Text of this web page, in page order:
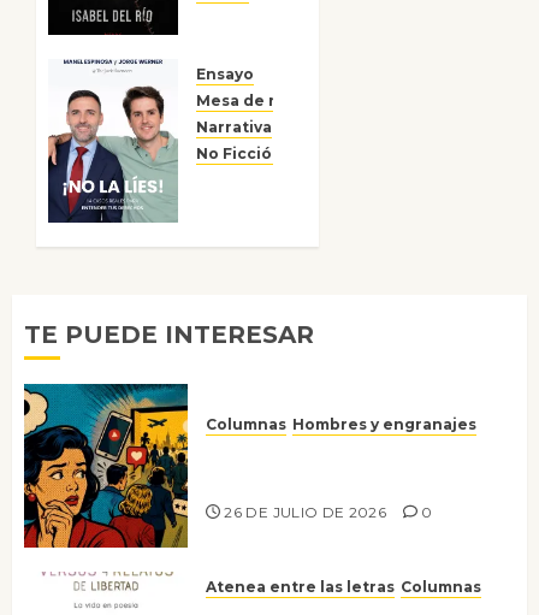
en el
bosque
15 DE
Ensayo
Mesa de novedades
Narrativa
No Ficción
TE PUEDE INTERESAR
Columnas Hombres y engranajes
26 DE JULIO DE 2026 0
Atenea entre las letras Columnas